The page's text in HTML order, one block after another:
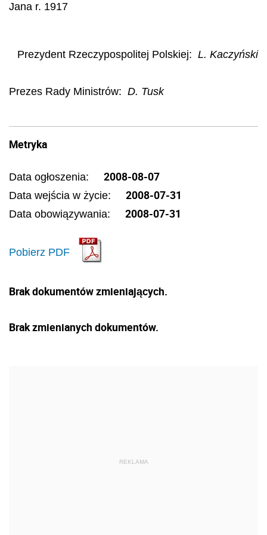
Jana r. 1917
Prezydent Rzeczypospolitej Polskiej: L. Kaczyński
Prezes Rady Ministrów: D. Tusk
Metryka
Data ogłoszenia: 2008-08-07
Data wejścia w życie: 2008-07-31
Data obowiązywania: 2008-07-31
Pobierz PDF
Brak dokumentów zmieniających.
Brak zmienianych dokumentów.